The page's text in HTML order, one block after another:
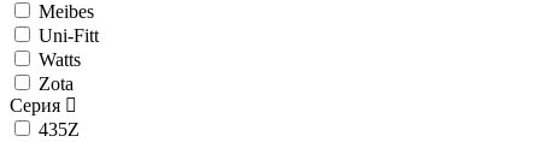
Meibes
Uni-Fitt
Watts
Zota
Серия
435Z